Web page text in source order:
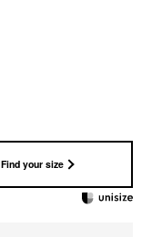
Find your size